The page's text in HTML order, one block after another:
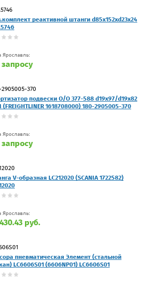
реактивной штанги d85x152xd23x24
Ярославль:
370
подвески O/O 377-588 d19x97/d19x82
(FREIGHTLINER 1618708000) 180-2905005-370
Ярославль:
V-образная LC212020 (SCANIA 1722582)
Ярославль:
руб.
пневматическая Элемент (стальной
LC6606S01 (6606NP01) LC6606S01